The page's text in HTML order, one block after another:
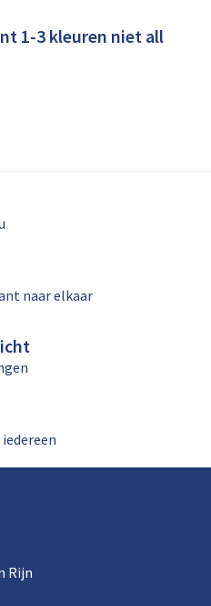
1-3 kleuren niet all
naar elkaar
Rijn